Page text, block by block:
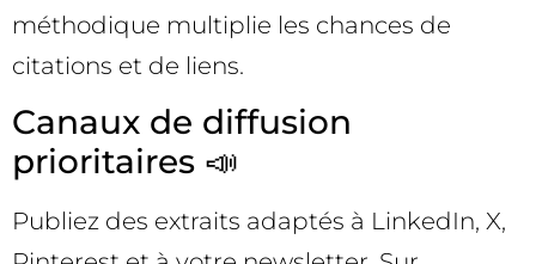
méthodique multiplie les chances de
citations et de liens.
Canaux de diffusion
prioritaires 📣
Publiez des extraits adaptés à LinkedIn, X,